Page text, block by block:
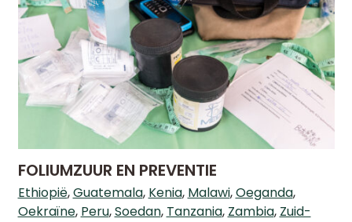
JAAR
CHILD-
HELP
PARTNERS
NIEUWS
FOLIUMZUUR EN PREVENTIE
Ethiopië Guatemala Kenia Malawi Oeganda
Oekraïne Peru Soedan Tanzania Zambia Zuid-